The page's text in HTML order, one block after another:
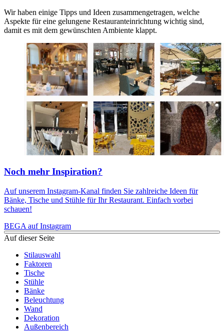
Wir haben einige Tipps und Ideen zusammengetragen, welche
Aspekte für eine gelungene Restauranteinrichtung wichtig sind,
damit es mit dem gewünschten Ambiente klappt.
Noch mehr Inspiration?
Auf unserem Instagram-Kanal finden Sie zahlreiche Ideen für
Bänke, Tische und Stühle für Ihr Restaurant. Einfach vorbei
schauen!
BEGA auf Instagram
Auf dieser Seite
Stilauswahl
Faktoren
Tische
Stühle
Bänke
Beleuchtung
Wand
Dekoration
Außenbereich